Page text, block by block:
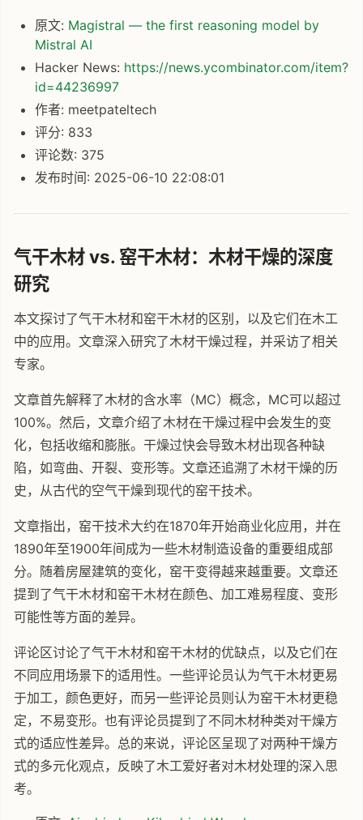
原文: Magistral — the first reasoning model by
Mistral AI
Hacker News: https://news.ycombinator.com/item?
id=44236997
作者: meetpateltech
评分: 833
评论数: 375
发布时间: 2025-06-10 22:08:01
气干木材 vs. 窑干木材：木材干燥的深度
研究
本文探讨了气干木材和窑干木材的区别，以及它们在木工
中的应用。文章深入研究了木材干燥过程，并采访了相关
专家。
文章首先解释了木材的含水率（MC）概念，MC可以超过
100%。然后，文章介绍了木材在干燥过程中会发生的变
化，包括收缩和膨胀。干燥过快会导致木材出现各种缺
陷，如弯曲、开裂、变形等。文章还追溯了木材干燥的历
史，从古代的空气干燥到现代的窑干技术。
文章指出，窑干技术大约在1870年开始商业化应用，并在
1890年至1900年间成为一些木材制造设备的重要组成部
分。随着房屋建筑的变化，窑干变得越来越重要。文章还
提到了气干木材和窑干木材在颜色、加工难易程度、变形
可能性等方面的差异。
评论区讨论了气干木材和窑干木材的优缺点，以及它们在
不同应用场景下的适用性。一些评论员认为气干木材更易
于加工，颜色更好，而另一些评论员则认为窑干木材更稳
定，不易变形。也有评论员提到了不同木材种类对干燥方
式的适应性差异。总的来说，评论区呈现了对两种干燥方
式的多元化观点，反映了木工爱好者对木材处理的深入思
考。